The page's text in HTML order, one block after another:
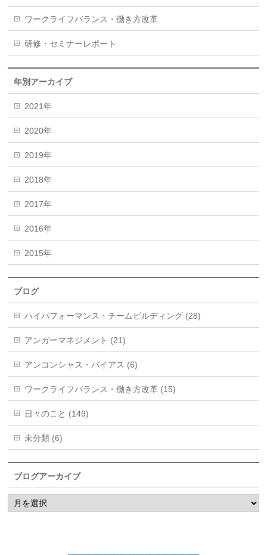
ワークライフバランス・働き方改革
研修・セミナーレポート
年別アーカイブ
2021年
2020年
2019年
2018年
2017年
2016年
2015年
ブログ
ハイパフォーマンス・チームビルディング (28)
アンガーマネジメント (21)
アンコンシャス・バイアス (6)
ワークライフバランス・働き方改革 (15)
日々のこと (149)
未分類 (6)
ブログアーカイブ
ブ
ロ
グ